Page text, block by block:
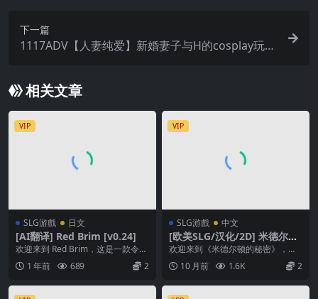
下一篇
1117ADV【人妻纯爱】新婚妻子与H的cosplay玩法
中文
相关文章
VIP
SLG游戲 日文
[AI翻译] Red Brim [v0.24]
欢迎来到 Red Brim，这是一款令人
兴奋、身临其境的情色游戏，采用
了约会模拟...
1 年前 689 2
VIP
SLG游戲 中文
[欧美SLG/汉化/2D] 米德尔敦
的秘密 Secrets of Middleto
wn [v0.15]
欢迎来到《米德尔顿的秘密》，这
款游戏的灵感源自 F95 Zone 上许
多“手机游...
10 月前 1.6K 2